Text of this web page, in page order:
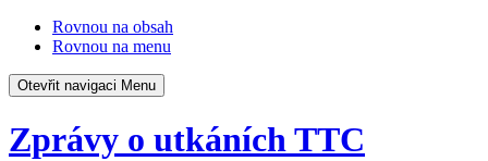
Rovnou na obsah
Rovnou na menu
Otevřit navigaci Menu
Zprávy o utkáních TTC